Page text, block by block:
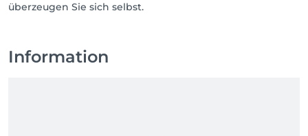
überzeugen Sie sich selbst.
Information